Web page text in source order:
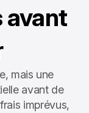
avant
mais une
avant de
imprévus,